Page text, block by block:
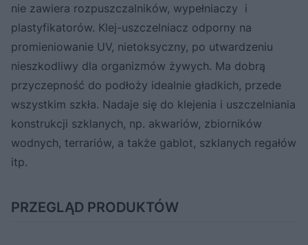
nie zawiera rozpuszczalników, wypełniaczy i
plastyfikatorów. Klej-uszczelniacz odporny na
promieniowanie UV, nietoksyczny, po utwardzeniu
nieszkodliwy dla organizmów żywych. Ma dobrą
przyczepność do podłoży idealnie gładkich, przede
wszystkim szkła. Nadaje się do klejenia i uszczelniania
konstrukcji szklanych, np. akwariów, zbiorników
wodnych, terrariów, a także gablot, szklanych regałów
itp.
PRZEGLĄD PRODUKTÓW